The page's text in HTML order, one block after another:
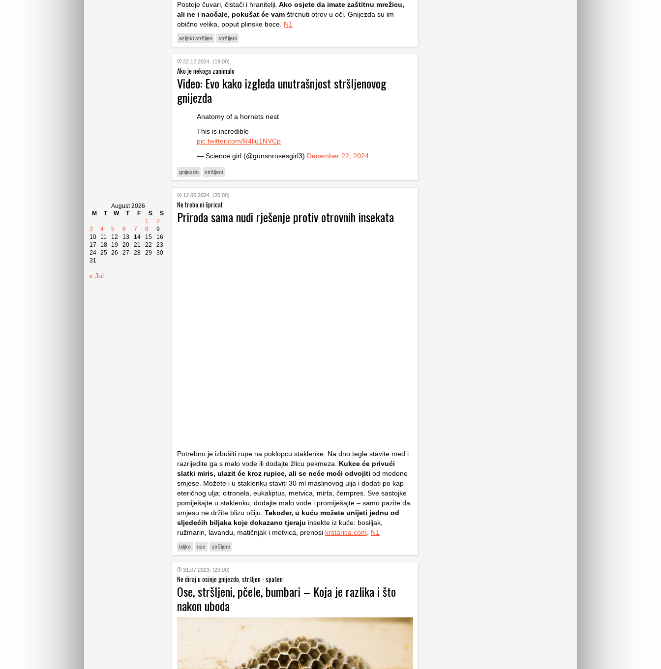
August 2026
M
T W T F S
S
1
2
3
4 5 6 7 8
9
10
11 12 13 14 15
16
17
18 19 20 21 22
23
24 25 26 27 28 29
30
31
« Jul
Postoje čuvari, čistači i hranitelji. Ako osjete da imate zaštitnu mrežicu,
ali ne i naočale, pokušat će vam štrcnuti otrov u oči. Gnijezda su im
obično velika, poput plinske boce. N1
azijski stršljen stršljeni
22.12.2024. (19:00)
Ako je nekoga zanimalo
Video: Evo kako izgleda unutrašnjost stršljenovog
gnijezda
Anatomy of a hornets nest
This is incredible
pic.twitter.com/R4lju1NVCp
— Science girl (@gunsnrosesgirl3) December 22, 2024
gnijezdo stršljeni
12.05.2024. (20:00)
Ne treba ni špricat
Priroda sama nudi rješenje protiv otrovnih insekata
Potrebno je izbušiti rupe na poklopcu staklenke. Na dno tegle stavite med i
razrijedite ga s malo vode ili dodajte žlicu pekmeza.
Kukce će privući
slatki miris, ulazit će kroz rupice, ali se neće moći odvojiti od medene
smjese. Možete i u staklenku staviti 30 ml maslinovog ulja i dodati po kap
eteričnog ulja: citronela, eukaliptus, metvica, mirta, čempres. Sve sastojke
pomiješajte u staklenku, dodajte malo vode i promiješajte – samo pazite da
smjesu ne držite blizu očiju. Također, u kuću možete unijeti jednu od
sljedećih biljaka koje dokazano tjeraju insekte iz kuće: bosiljak,
ružmarin, lavandu, matičnjak i metvica, prenosi krstarica.com N1
biljke ose stršljeni
31.07.2023. (23:00)
Ne diraj u osinje gnijezdo, stršljen - spašen
Ose, stršljeni, pčele, bumbari – Koja je razlika i što
nakon uboda